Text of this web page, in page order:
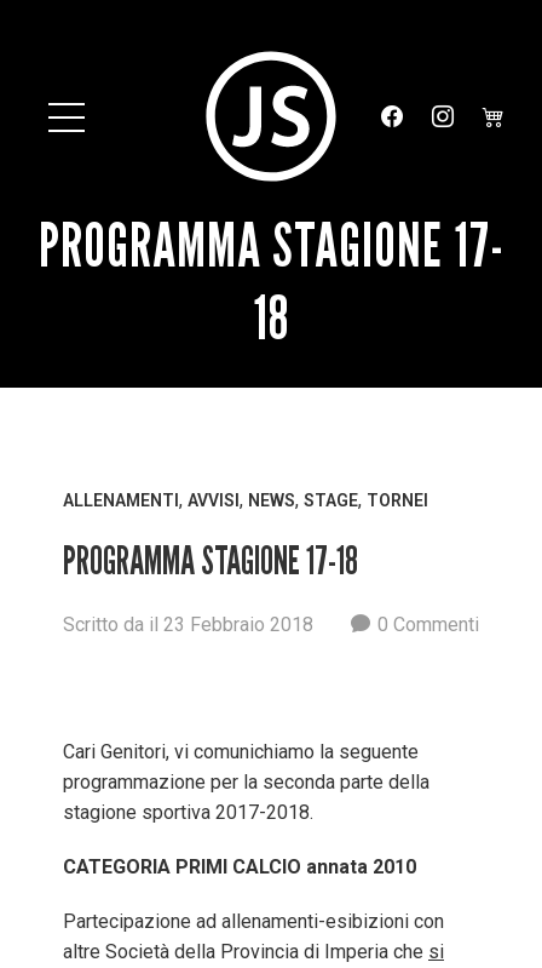
PROGRAMMA STAGIONE 17-
18
ALLENAMENTI , AVVISI , NEWS, STAGE, TORNEI
PROGRAMMA STAGIONE 17-18
Scritto da il 23 Febbraio 2018 0 Commenti
Cari Genitori, vi comunichiamo la seguente
programmazione per la seconda parte della
stagione sportiva 2017-2018.
CATEGORIA PRIMI CALCIO annata 2010
Partecipazione ad allenamenti-esibizioni con
altre Società della Provincia di Imperia che si